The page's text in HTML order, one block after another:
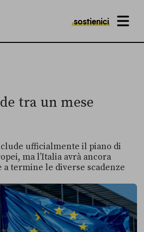
sostienici MENU
tra un mese
ufficialmente il piano di
ma l’Italia avrà ancora
termine le diverse scadenze